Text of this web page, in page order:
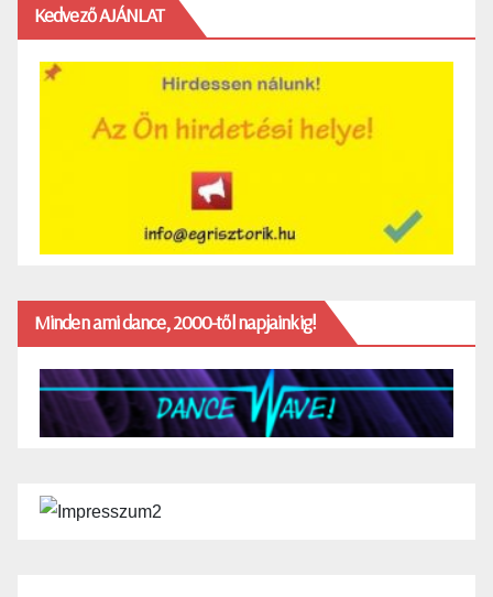
Kedvező AJÁNLAT
Minden ami dance, 2000-től napjainkig!